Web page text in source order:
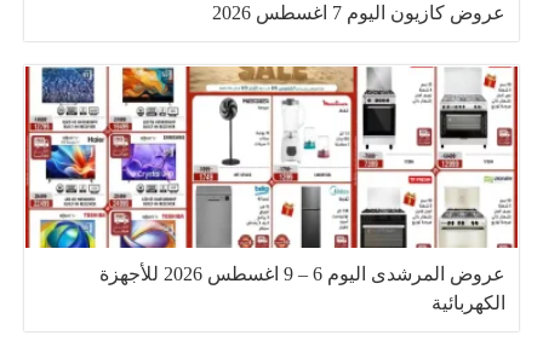
عروض كازيون اليوم 7 اغسطس 2026
عروض المرشدى اليوم 6 – 9 اغسطس 2026 للأجهزة
الكهربائية